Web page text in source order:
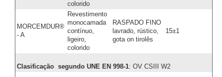
colorido
MORCEMDUR®
- A
Revestimento
monocamada
contínuo,
ligeiro,
colorido
RASPADO FINO
lavrado, rústico,
gota on tirolês
15±1
Clasificação segundo UNE EN 998-1: OV CSIII W2